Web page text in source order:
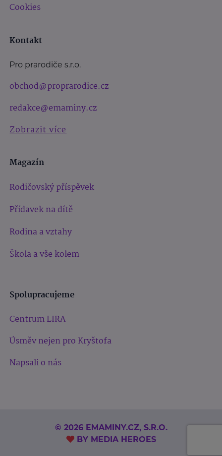
Cookies
Kontakt
Pro prarodiče s.r.o.
obchod@proprarodice.cz
redakce@emaminy.cz
Zobrazit více
Magazín
Rodičovský příspěvek
Přídavek na dítě
Rodina a vztahy
Škola a vše kolem
Spolupracujeme
Centrum LIRA
Úsměv nejen pro Kryštofa
Napsali o nás
© 2026 EMAMINY.CZ, S.R.O.
BY MEDIA HEROES